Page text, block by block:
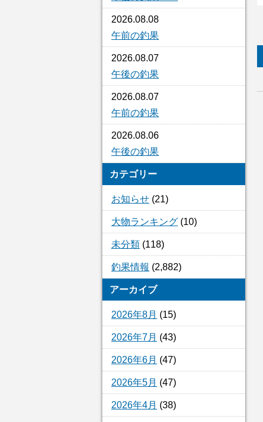
2026.08.08
午前の釣果
2026.08.07
午後の釣果
2026.08.07
午前の釣果
2026.08.06
午後の釣果
カテゴリー
お知らせ (21)
大物ランキング (10)
未分類 (118)
釣果情報 (2,882)
アーカイブ
2026年8月 (15)
2026年7月 (43)
2026年6月 (47)
2026年5月 (47)
2026年4月 (38)